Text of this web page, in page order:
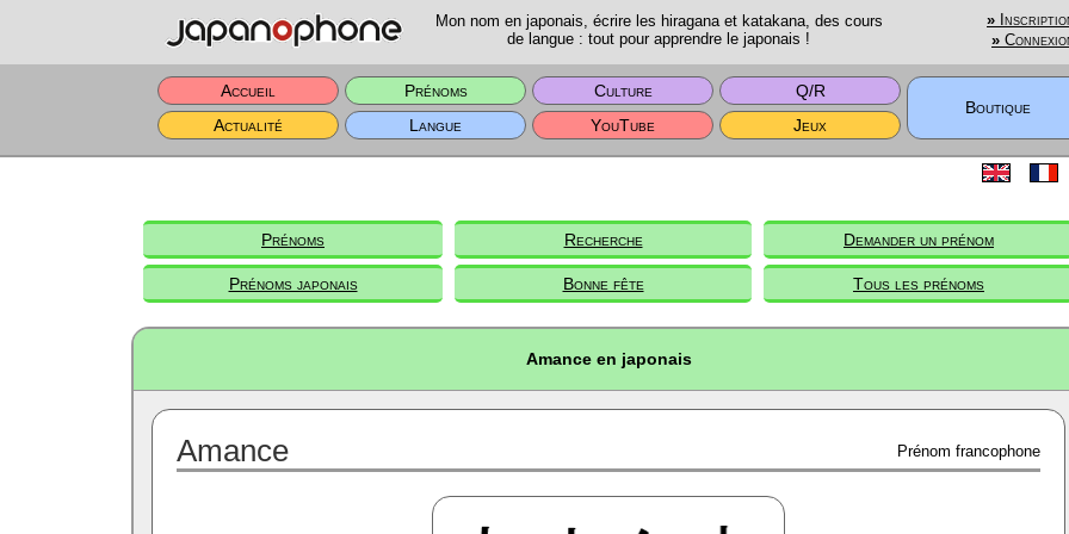
Mon nom en japonais, écrire les hiragana et katakana, des cours
de langue : tout pour apprendre le japonais !
»
»
Accueil Prénoms Culture
Q/R
Boutique
Actualité
Langue YouTube Jeux
Prénoms Recherche Demander un prénom
Prénoms japonais Bonne fête Tous les prénoms
Amance en japonais
Amance Prénom francophone